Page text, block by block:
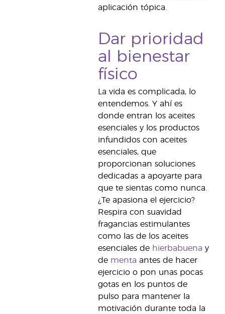
aplicación tópica.
Dar prioridad
al bienestar
físico
La vida es complicada, lo
entendemos. Y ahí es
donde entran los aceites
esenciales y los productos
infundidos con aceites
esenciales, que
proporcionan soluciones
dedicadas a apoyarte para
que te sientas como nunca.
¿Te apasiona el ejercicio?
Respira con suavidad
fragancias estimulantes
como las de los aceites
esenciales de hierbabuena y
de menta antes de hacer
ejercicio o pon unas pocas
gotas en los puntos de
pulso para mantener la
motivación durante toda la